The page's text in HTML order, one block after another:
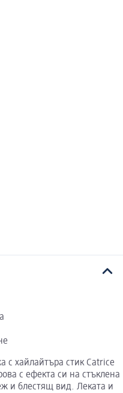
с хайлайтъра стик Catrice
с ефекта си на стъклена
и блестящ вид. Леката и